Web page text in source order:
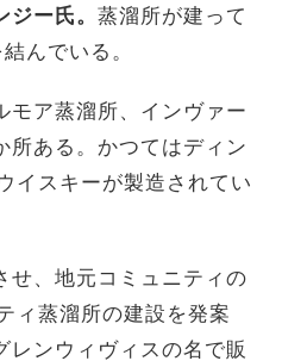
ー氏。 蒸溜所が建って
んでいる。
モア蒸溜所、インヴァー
所ある。かつてはディン
イスキーが製造されてい
せ、地元コミュニティの
ィ蒸溜所の建設を発案
レンウィヴィスの名で販